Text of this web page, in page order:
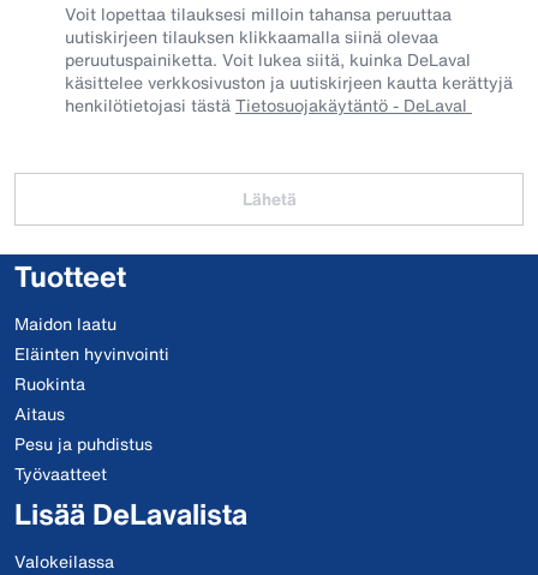
Voit lopettaa tilauksesi milloin tahansa peruuttaa
uutiskirjeen tilauksen klikkaamalla siinä olevaa
peruutuspainiketta. Voit lukea siitä, kuinka DeLaval
käsittelee verkkosivuston ja uutiskirjeen kautta kerättyjä
henkilötietojasi tästäTietosuojakäytäntö - DeLaval
Lähetä
Tuotteet
Maidon laatu
Eläinten hyvinvointi
Ruokinta
Aitaus
Pesu ja puhdistus
Työvaatteet
Lisää DeLavalista
Valokeilassa